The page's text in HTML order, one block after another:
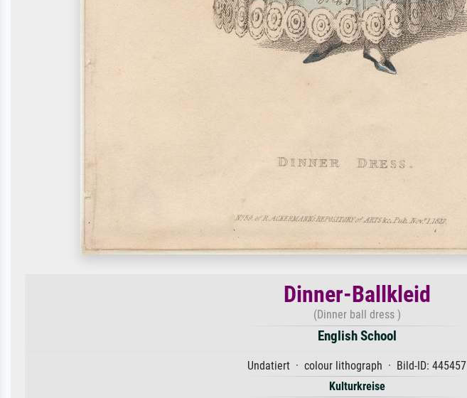
Dinner-Ballkleid
(Dinner ball dress )
English School
Undatiert · colour lithograph · Bild-ID: 445457
Kulturkreise